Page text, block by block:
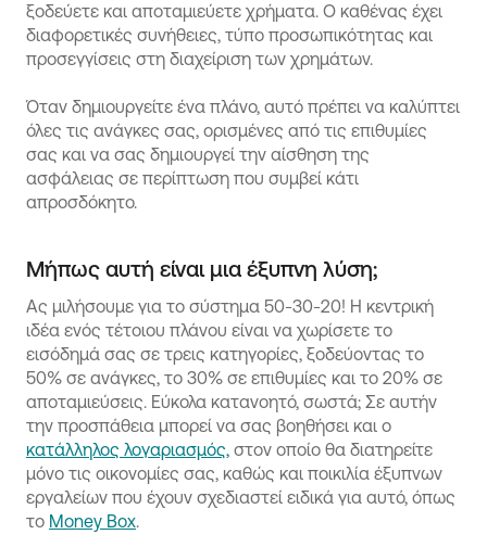
ξοδεύετε και αποταμιεύετε χρήματα. Ο καθένας έχει
διαφορετικές συνήθειες, τύπο προσωπικότητας και
προσεγγίσεις στη διαχείριση των χρημάτων.
Όταν δημιουργείτε ένα πλάνο, αυτό πρέπει να καλύπτει
όλες τις ανάγκες σας, ορισμένες από τις επιθυμίες
σας και να σας δημιουργεί την αίσθηση της
ασφάλειας σε περίπτωση που συμβεί κάτι
απροσδόκητο.
Μήπως αυτή είναι μια έξυπνη λύση;
Ας μιλήσουμε για το σύστημα 50-30-20! Η κεντρική
ιδέα ενός τέτοιου πλάνου είναι να χωρίσετε το
εισόδημά σας σε τρεις κατηγορίες, ξοδεύοντας το
50% σε ανάγκες, το 30% σε επιθυμίες και το 20% σε
αποταμιεύσεις. Εύκολα κατανοητό, σωστά; Σε αυτήν
την προσπάθεια μπορεί να σας βοηθήσει και ο
κατάλληλος λογαριασμός, στον οποίο θα διατηρείτε
μόνο τις οικονομίες σας, καθώς και ποικιλία έξυπνων
εργαλείων που έχουν σχεδιαστεί ειδικά για αυτό, όπως
το Money Box.